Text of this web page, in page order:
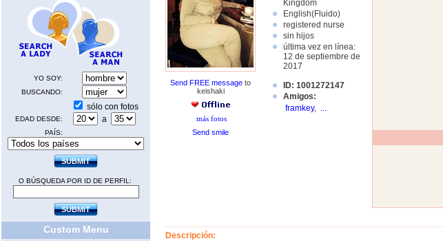
YO SOY:
BUSCANDO:
sólo con fotos
EDAD DESDE: a
PAÍS:
O BÚSQUEDA POR ID DE PERFIL:
Custom Menu
Send FREE message to
keishaki
más fotos
Send smile
Kingdom
English(Fluido)
registered nurse
sin hijos
última vez en línea:
12 de septiembre de
2017
ID: 1001272147
Amigos:
framkey, ...
Descripción: